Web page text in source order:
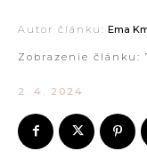
Autor článku: Ema
Zobrazenie článku:
2. 4. 2024